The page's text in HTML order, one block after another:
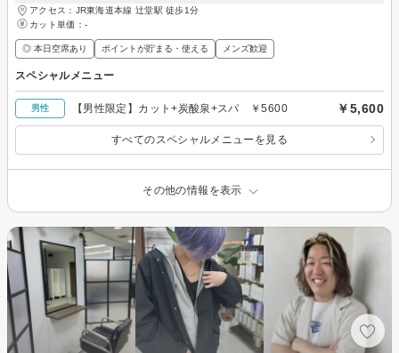
アクセス：JR東海道本線 辻堂駅 徒歩1分
カット単価： -
◎ 本日空席あり ポイントが貯まる・使える メンズ歓迎
スペシャルメニュー
男性 【男性限定】カット+炭酸泉+スパ ￥5600 ￥5,600
すべてのスペシャルメニューを見る
その他の情報を表示